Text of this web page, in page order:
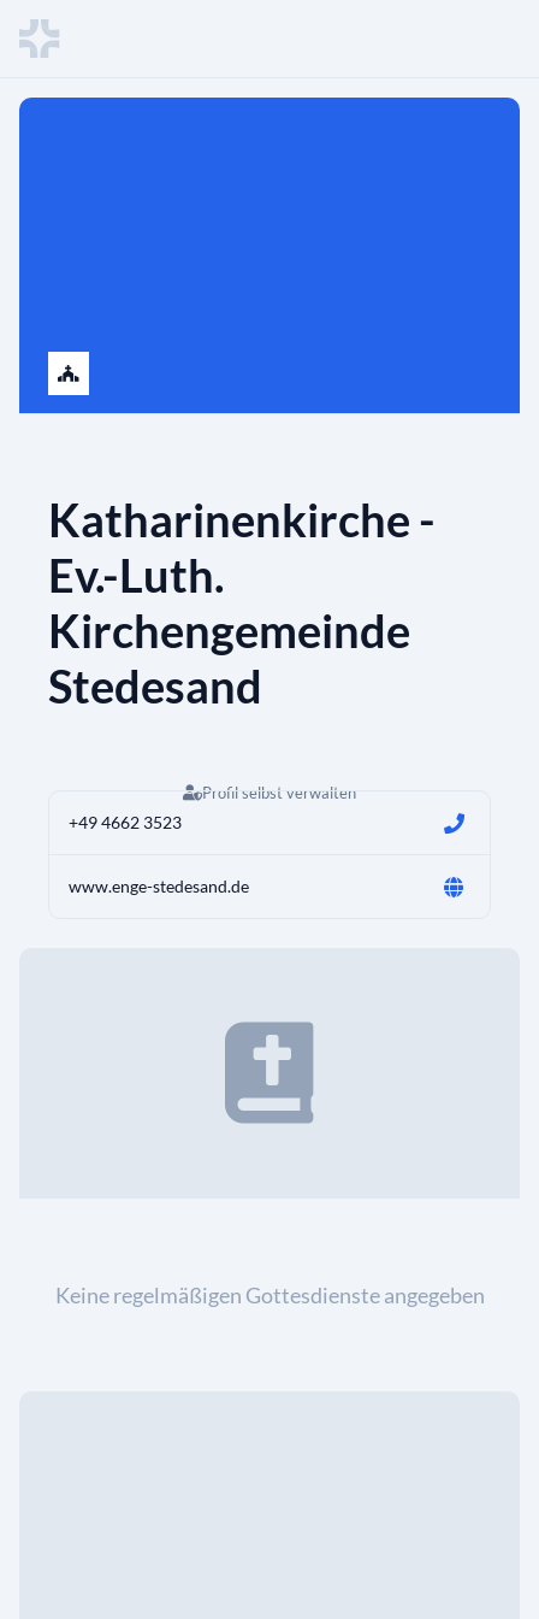
Katharinenkirche -
Ev.-Luth.
Kirchengemeinde
Stedesand
Profil selbst verwalten
+49 4662 3523
www.enge-stedesand.de
Keine regelmäßigen Gottesdienste angegeben